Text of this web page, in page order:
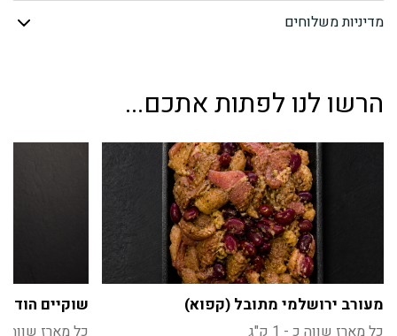
בולונז
רזה ואיכותית
מדיניות משלוחים
הרשו לנו לפתות אתכם...
מעורב ירושלמי מתובל (קפוא)
כל מארז שווה כ - 1 ק"ג
שוקיים
כל מארז שווה כ -